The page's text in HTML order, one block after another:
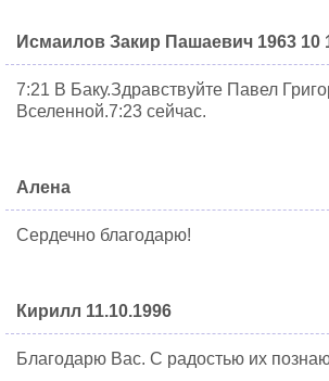
Исмаилов Закир Пашаевич 1963 10
7:21 В Баку.Здравствуйте Павел
Вселенной.7:23 сейчас.
Алена
Сердечно благодарю!
Кирилл 11.10.1996
Благодарю Вас. С радостью их